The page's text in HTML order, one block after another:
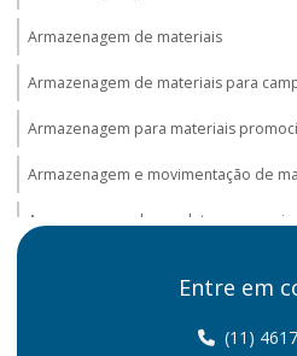
Armazenagem de materiais
Armazenagem de materiais para
Armazenagem para materiais
Armazenagem e movimentação de
Armazenagem de produtos
Entre em
(11)